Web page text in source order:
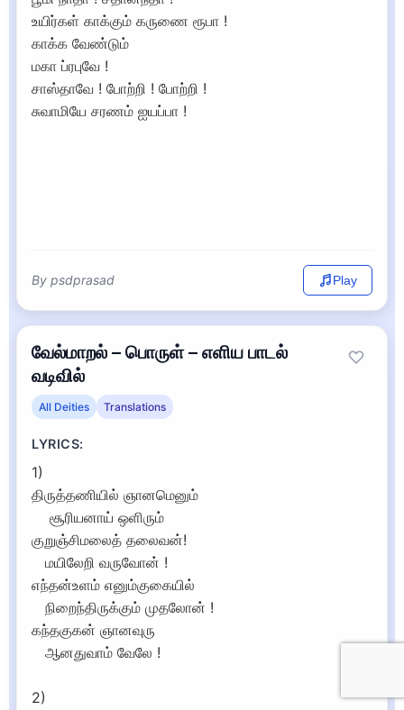
உயிர்கள் காக்கும் கருணை ரூபா !
காக்க வேண்டும்
மகா ப்ரபுவே !
சாஸ்தாவே ! போற்றி ! போற்றி !
சுவாமியே சரணம் ஐயப்பா !
By psdprasad Play
வேல்மாறல் – பொருள் – எளிய பாடல்
வடிவில்
All Deities Translations
LYRICS:
1)
திருத்தணியில் ஞானமெனும்
சூரியனாய் ஒளிரும்
குறுஞ்சிமலைத் தலைவன்!
மயிலேறி வருவோன் !
எந்தன்உளம் எனும்குகையில்
நிறைந்திருக்கும் முதலோன் !
கந்தகுகன் ஞானவுரு
ஆனதுவாம் வேலே !
2)